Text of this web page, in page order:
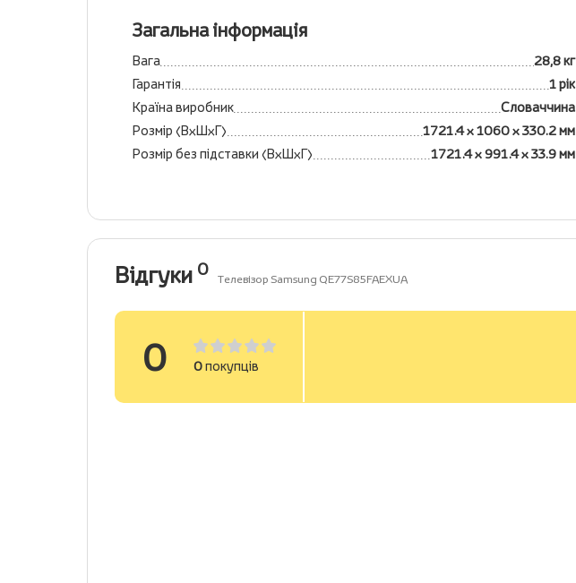
Загальна інформація
Вага
28,8 кг
Гарантія
1 рік
Країна виробник
Словаччина
Розмір (ВхШхГ)
1721.4 x 1060 x 330.2 мм
Розмір без підставки (ВхШхГ)
1721.4 x 991.4 x 33.9 мм
Відгуки 0 Телевізор Samsung QE77S85FAEXUA
0 0покупців